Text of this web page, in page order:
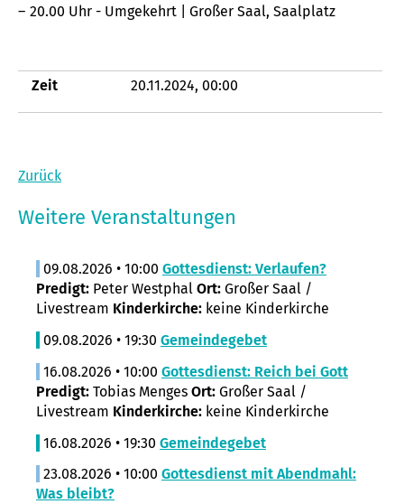
20.00 Uhr - Umgekehrt | Großer Saal, Saalplatz
Zeit 20.11.2024, 00:00
Zurück
Weitere Veranstaltungen
09.08.2026 • 10:00 Gottesdienst: Verlaufen?
Predigt: Peter Westphal Ort: Großer Saal /
Livestream Kinderkirche: keine Kinderkirche
09.08.2026 • 19:30 Gemeindegebet
16.08.2026 • 10:00 Gottesdienst: Reich bei Gott
Predigt: Tobias Menges Ort: Großer Saal /
Livestream Kinderkirche: keine Kinderkirche
16.08.2026 • 19:30 Gemeindegebet
23.08.2026 • 10:00 Gottesdienst mit Abendmahl:
Was bleibt?